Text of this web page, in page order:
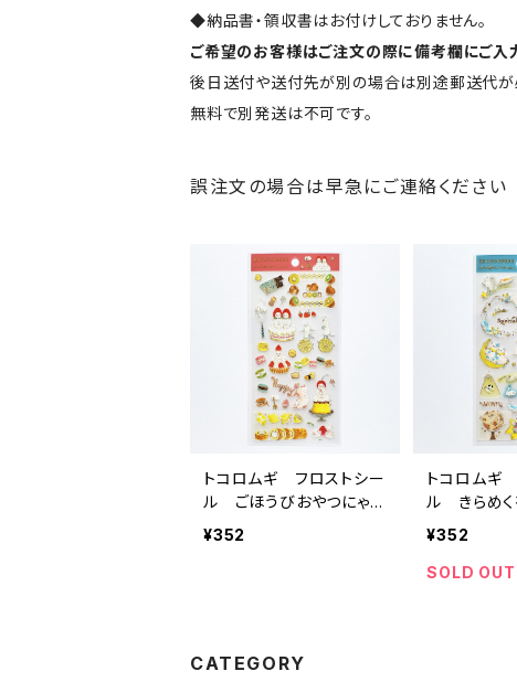
◆納品書・領収書はお付けしておりません。
ご希望のお客様はご注文の際に備考欄にご入力
後日送付や送付先が別の場合は別途郵送代が
無料で別発送は不可です。
誤注文の場合は早急にご連絡ください
トコロムギ フロストシー
ル ごほうびおやつにゃん
こ レッド
¥352
トコロムギ
ル きらめく
にゃんこ ブ
¥352
SOLD OUT
CATEGORY